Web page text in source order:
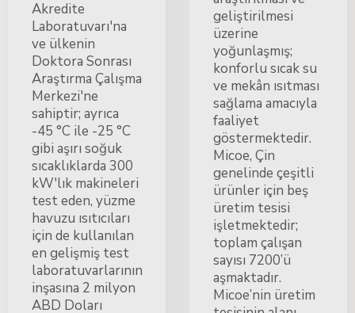
Akredite
Laboratuvarı'na
ve ülkenin
Doktora Sonrası
Araştırma Çalışma
Merkezi'ne
sahiptir; ayrıca
-45 °C ile -25 °C
gibi aşırı soğuk
sıcaklıklarda 300
kW'lık makineleri
test eden, yüzme
havuzu ısıtıcıları
için de kullanılan
en gelişmiş test
laboratuvarlarının
inşasına 2 milyon
ABD Doları
geliştirilmesi
üzerine
yoğunlaşmış;
konforlu sıcak su
ve mekân ısıtması
sağlama amacıyla
faaliyet
göstermektedir.
Micoe, Çin
genelinde çeşitli
ürünler için beş
üretim tesisi
işletmektedir;
toplam çalışan
sayısı 7200’ü
aşmaktadır.
Micoe’nin üretim